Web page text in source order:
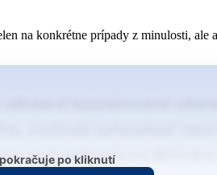
na konkrétne prípady z minulosti,
protiopatrenia na
po kliknutí